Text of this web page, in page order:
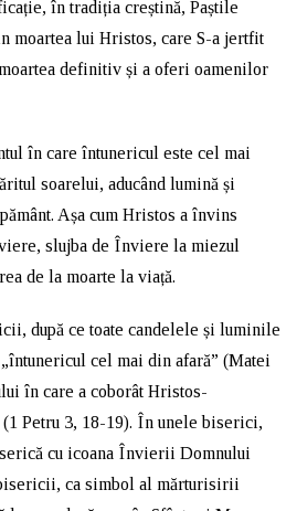
în tradiția creștină, Paștile
moartea lui Hristos, care S-a jertfit
definitiv și a oferi oamenilor
în care întunericul este cel mai
soarelui, aducând lumină și
Așa cum Hristos a învins
slujba de Înviere la miezul
de la moarte la viață.
după ce toate candelele și luminile
cel mai din afară” (Matei
în care a coborât Hristos-
(1 Petru 3, 18-19). În unele biserici,
cu icoana Învierii Domnului
ca simbol al mărturisirii